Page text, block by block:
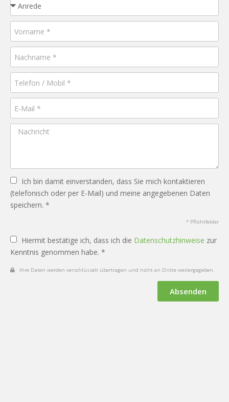
Ich bin damit einverstanden, dass Sie mich kontaktieren
(telefonisch oder per E-Mail) und meine angegebenen Daten
speichern. *
* Pflichtfelder
Hiermit bestätige ich, dass ich die Datenschutzhinweise zur
Kenntnis genommen habe. *
Ihre Daten werden verschlüsselt übertragen und nicht an Dritte weitergegeben.
Absenden